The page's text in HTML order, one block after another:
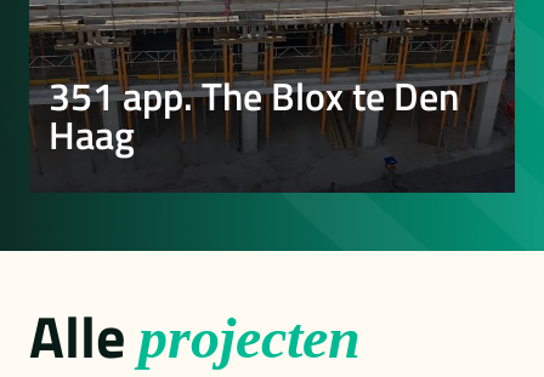
351 app. The Blox te Den
Haag
Alle projecten